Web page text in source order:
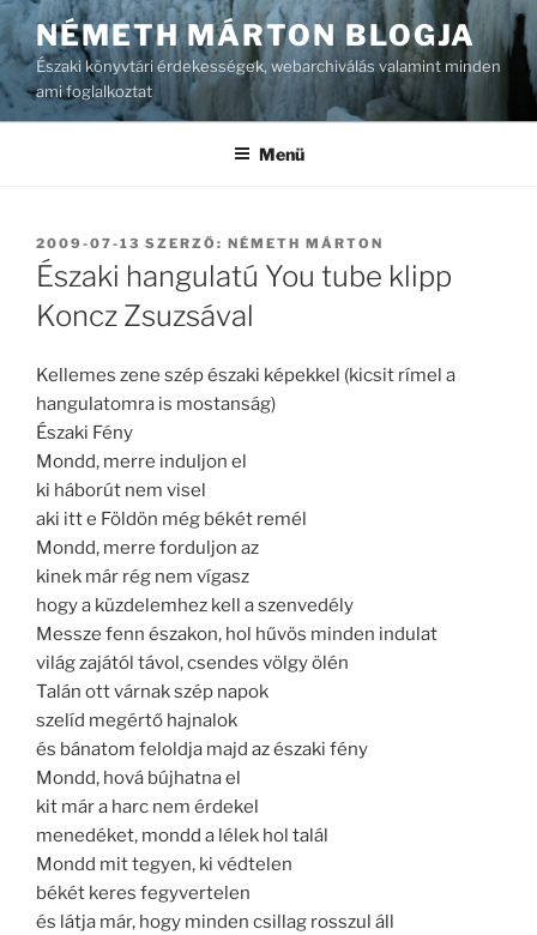
Tartalomhoz
NÉMETH MÁRTON BLOGJA
Északi könyvtári érdekességek, webarchiválás valamint minden
ami foglalkoztat
Menü
BEKÜLDVE:
2009-07-13 SZERZŐ: NÉMETH MÁRTON
Északi hangulatú You tube klipp
Koncz Zsuzsával
Kellemes zene szép északi képekkel (kicsit rímel a
hangulatomra is mostanság)
Északi Fény
Mondd, merre induljon el
ki háborút nem visel
aki itt e Földön még békét remél
Mondd, merre forduljon az
kinek már rég nem vígasz
hogy a küzdelemhez kell a szenvedély
Messze fenn északon, hol hűvös minden indulat
világ zajától távol, csendes völgy ölén
Talán ott várnak szép napok
szelíd megértő hajnalok
és bánatom feloldja majd az északi fény
Mondd, hová bújhatna el
kit már a harc nem érdekel
menedéket, mondd a lélek hol talál
Mondd mit tegyen, ki védtelen
békét keres fegyvertelen
és látja már, hogy minden csillag rosszul áll